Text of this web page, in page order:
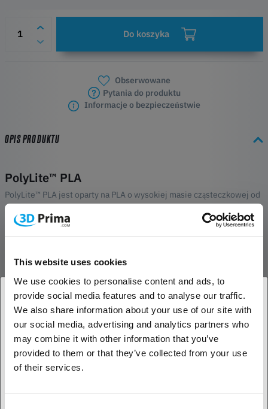
This website uses cookies
We use cookies to personalise content and ads, to
provide social media features and to analyse our traffic.
We also share information about your use of our site with
our social media, advertising and analytics partners who
may combine it with other information that you’ve
provided to them or that they’ve collected from your use
of their services.
Do koszyka
Obserwowane
Pytania do produktu
Informacje o bezpieczeństwie
OPIS PRODUKTU
PolyLite™ PLA
PolyLite™ PLA jest oparty na PLA o wysokiej masie cząsteczkowej od
Natureworks, co czyni go jednym z najsztywniejszych materiałów
PLA na rynku. Możesz sprawdzić dane modułu Younga i wytrzymałości
na zginanie PolyLite™ PLA w jego TDS, które reprezentują jego
Technologia Polymaker Jam-Free
Technologia Polymaker Jam-Free™ zwiększa odporność cieplną
samego filamentu (nie drukowanej części) do 140˚C. Zapobiega to
zakleszczaniu się filamentu z powodu pełzania gorącego końca.
Pełzanie cieplne to proces nieregularnego rozprzestrzeniania się
ciepła w gorącym końcu, zmiękczania filamentu przed wejściem do
komory topienia i zakleszczania filamentu poprzez jego rozszerzanie
1. Jesteś klientem biznesowym, czy klientem
indywidualnym?